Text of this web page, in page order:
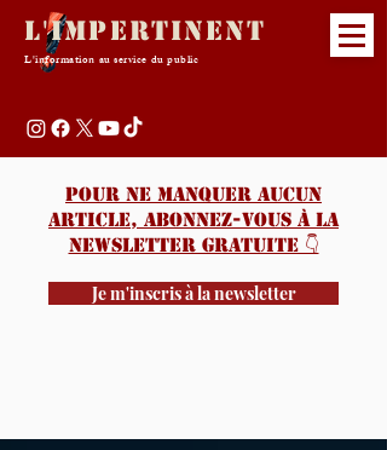
L'Impertinent
L'information au service du public
Pour ne manquer aucun
article, abonnez-vous à la
newsletter gratuite 👇️
Je m'inscris à la newsletter